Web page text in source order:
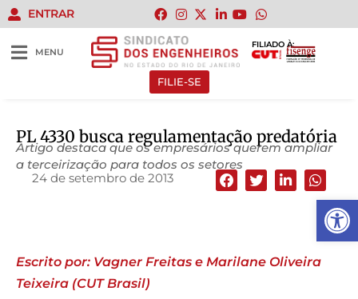
Abrir
ENTRAR
MENU
FILIADO À:
FILIE-SE
PL 4330 busca regulamentação predatória
Artigo destaca que os empresários querem ampliar
a terceirização para todos os setores
24 de setembro de 2013
Escrito por: Vagner Freitas e Marilane Oliveira
Teixeira (CUT Brasil)